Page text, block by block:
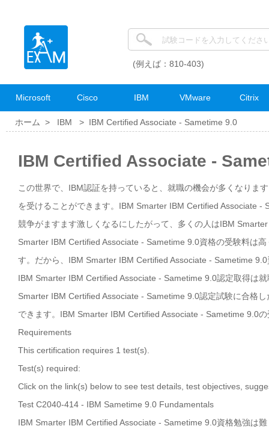
(例えば：810-403)
Microsoft Cisco IBM VMware Citrix
ホーム > IBM > IBM Certified Associate - Sametime 9.0
IBM Certified Associate -
この世界で、IBM認証を持っていると、就職の機会が多くなりま
を受けることができます。IBM Smarter IBM Certified Associate
競争がますます激しくなるにしたがって、多くの人はIBM
Smarter IBM Certified Associate - Sametime 9.0資格の受験料は
す。だから、IBM Smarter IBM Certified Associate - Sametime
IBM Smarter IBM Certified Associate - Sametime 9.0認定取得は
Smarter IBM Certified Associate - Sametime 9.0認定試験に合格
できます。IBM Smarter IBM Certified Associate - Sametime 9.0
Requirements
This certification requires 1 test(s).
Test(s) required:
Click on the link(s) below to see test details, test objectives,
Test C2040-414 - IBM Sametime 9.0 Fundamentals
IBM Smarter IBM Certified Associate - Sametime 9.0資格勉強は